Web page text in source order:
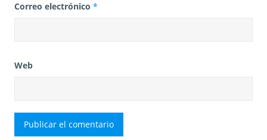
Correo electrónico *
Web